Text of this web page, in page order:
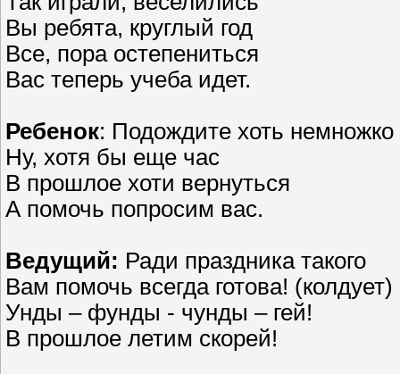
Вы ребята, круглый год
Все, пора остепениться
Вас теперь учеба идет.
Ребенок: Подождите хоть немножко
Ну, хотя бы еще час
В прошлое хоти вернуться
А помочь попросим вас.
Ведущий: Ради праздника такого
Вам помочь всегда готова! (колдует)
Унды – фунды - чунды – гей!
В прошлое летим скорей!